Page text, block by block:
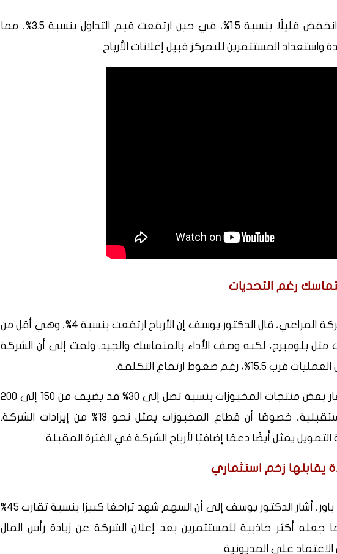
وأوضح أن حجم التداول انخفض قليلًا بنسبة 1.5%، في حين ارتفعت قيم التداول بنسبة 3.5%، مما
المستثمرين للتمركز قبيل إعلانات الأرباح.
رغم التحديات
في تعليق على نتائج شركة المراعي، قال الدكتور يوسف إن الأرباح ارتفعت بنسبة 4%، وهي أقل من
بلومبرج، لكنه وصف الأداء بالمتماسك والجيد. ولفت إلى أن الشركة
ضغوط ارتفاع التكلفة.
كما أشار إلى أن رفع أسعار بعض منتجات المخبوزات بنسبة تصل إلى 30% قد يضيف من 150 إلى 200
مليون ريال للإيرادات المستقبلية، خصوصًا أن قطاع المخبوزات يمثل نحو 13% من إيرادات الشركة.
يمثل أيضًا دعمًا إضافيًا لأرباح الشركة في الفترة المقبلة.
يقابلها زخم استثماري
وفيما يتعلق بسهم أكوا باور، أشار الدكتور يوسف إلى أن السهم شهد تراجعًا كبيرًا بنسبة تقارب 45%
أكثر جاذبية للمستثمرين بعد إعلان الشركة عن زيادة رأس المال
على المديونية.